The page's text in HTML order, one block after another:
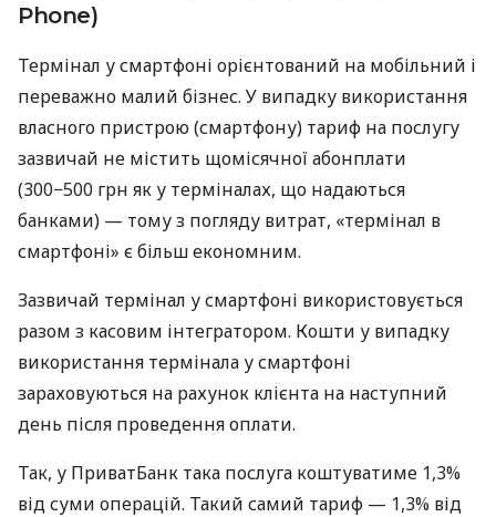
Phone)
Термінал у смартфоні орієнтований на мобільний і
переважно малий бізнес. У випадку використання
власного пристрою (смартфону) тариф на послугу
зазвичай не містить щомісячної абонплати
(300−500 грн як у терміналах, що надаються
банками) — тому з погляду витрат, «термінал в
смартфоні» є більш економним.
Зазвичай термінал у смартфоні використовується
разом з касовим інтегратором. Кошти у випадку
використання термінала у смартфоні
зараховуються на рахунок клієнта на наступний
день після проведення оплати.
Так, у ПриватБанк така послуга коштуватиме 1,3%
від суми операцій. Такий самий тариф — 1,3% від